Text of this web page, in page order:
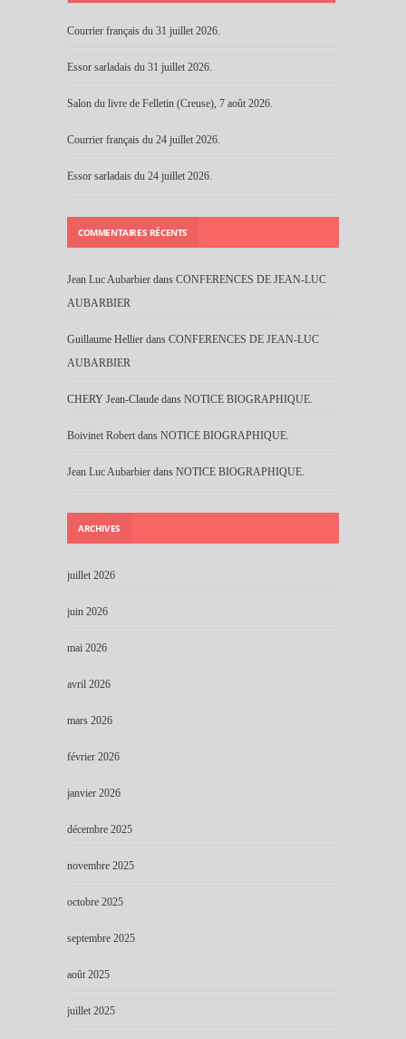
Courrier français du 31 juillet 2026.
Essor sarladais du 31 juillet 2026.
Salon du livre de Felletin (Creuse), 7 août 2026.
Courrier français du 24 juillet 2026.
Essor sarladais du 24 juillet 2026.
COMMENTAIRES RÉCENTS
Jean Luc Aubarbier dans CONFERENCES DE JEAN-LUC
AUBARBIER
Guillaume Hellier dans CONFERENCES DE JEAN-LUC
AUBARBIER
CHERY Jean-Claude dans NOTICE BIOGRAPHIQUE.
Boivinet Robert dans NOTICE BIOGRAPHIQUE.
Jean Luc Aubarbier dans NOTICE BIOGRAPHIQUE.
ARCHIVES
juillet 2026
juin 2026
mai 2026
avril 2026
mars 2026
février 2026
janvier 2026
décembre 2025
novembre 2025
octobre 2025
septembre 2025
août 2025
juillet 2025